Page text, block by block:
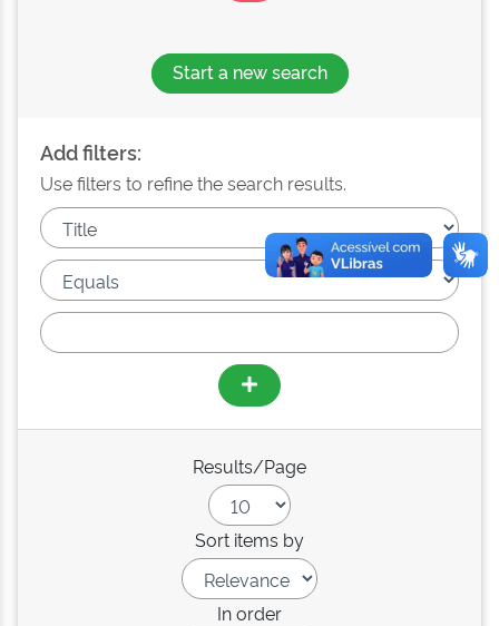
Start a new search
Add filters:
Use filters to refine the search results.
Results/Page
Sort items by
In order